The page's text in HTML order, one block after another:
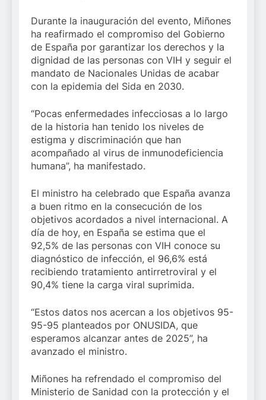
Durante la inauguración del evento, Miñones
ha reafirmado el compromiso del Gobierno
de España por garantizar los derechos y la
dignidad de las personas con VIH y seguir el
mandato de Nacionales Unidas de acabar
con la epidemia del Sida en 2030.
“Pocas enfermedades infecciosas a lo largo
de la historia han tenido los niveles de
estigma y discriminación que han
acompañado al virus de inmunodeficiencia
humana”, ha manifestado.
El ministro ha celebrado que España avanza
a buen ritmo en la consecución de los
objetivos acordados a nivel internacional. A
día de hoy, en España se estima que el
92,5% de las personas con VIH conoce su
diagnóstico de infección, el 96,6% está
recibiendo tratamiento antirretroviral y el
90,4% tiene la carga viral suprimida.
“Estos datos nos acercan a los objetivos 95-
95-95 planteados por ONUSIDA, que
esperamos alcanzar antes de 2025”, ha
avanzado el ministro.
Miñones ha refrendado el compromiso del
Ministerio de Sanidad con la protección y el